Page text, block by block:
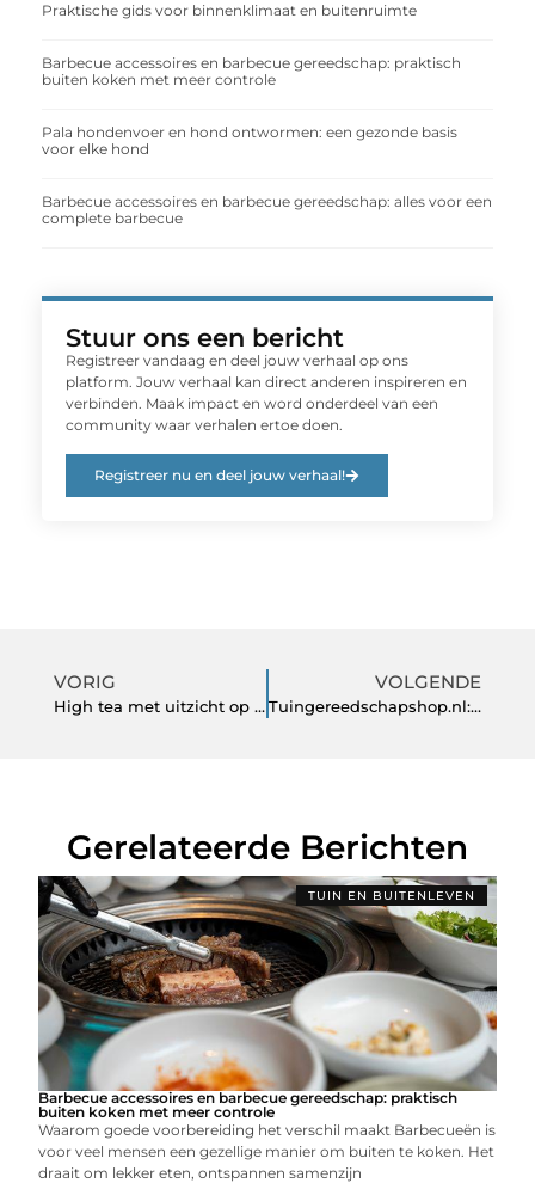
Praktische gids voor binnenklimaat en buitenruimte
Barbecue accessoires en barbecue gereedschap: praktisch
buiten koken met meer controle
Pala hondenvoer en hond ontwormen: een gezonde basis
voor elke hond
Barbecue accessoires en barbecue gereedschap: alles voor een
complete barbecue
Stuur ons een bericht
Registreer vandaag en deel jouw verhaal op ons
platform. Jouw verhaal kan direct anderen inspireren en
verbinden. Maak impact en word onderdeel van een
community waar verhalen ertoe doen.
Registreer nu en deel jouw verhaal!
VORIG
High tea met uitzicht op de Bomentuin bij Kasteel de Vanenburg
VOLGENDE
Tuingereedschapshop.nl: De Beste Plaats voor Tuingereedschap Kopen
Gerelateerde Berichten
TUIN EN BUITENLEVEN
Barbecue accessoires en barbecue gereedschap: praktisch
buiten koken met meer controle
Waarom goede voorbereiding het verschil maakt Barbecueën is
voor veel mensen een gezellige manier om buiten te koken. Het
draait om lekker eten, ontspannen samenzijn